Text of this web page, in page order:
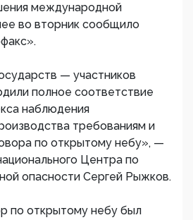
международной
во вторник сообщило
— участников
полное соответствие
наблюдения
требованиям и
по открытому небу», —
Центра по
опасности Сергей Рыжков.
по открытому небу был